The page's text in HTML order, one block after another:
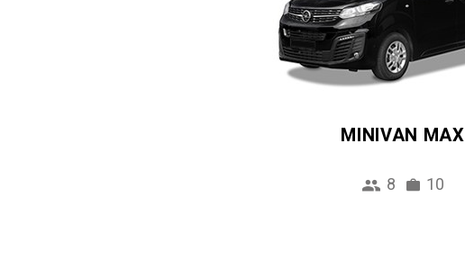
MINIVAN MAX
8 10